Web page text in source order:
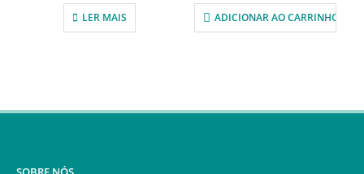
LER MAIS ADICIONAR AO CARRINHO